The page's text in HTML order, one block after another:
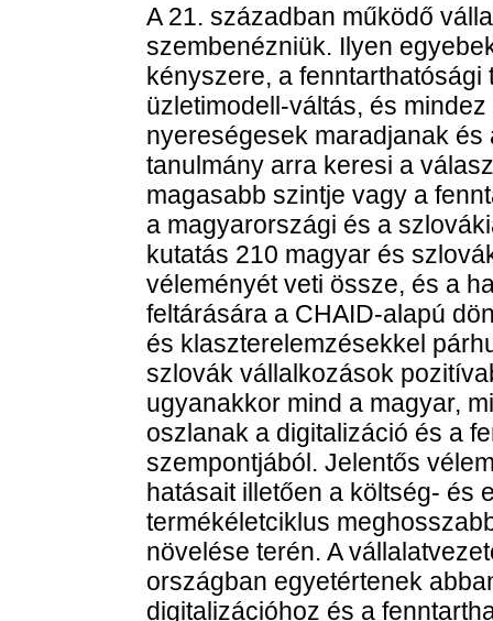
A 21. században működő
szembenézniük. Ilyen
kényszere, a
üzletimodell-váltás, és
nyereségesek maradjanak
tanulmány arra keresi a
magasabb szintje vagy a
a magyarországi és a
kutatás 210 magyar és
véleményét veti össze, és a
feltárására a CHAID-alapú
és klaszterelemzésekkel
szlovák vállalkozások
ugyanakkor mind a magyar,
oszlanak a digitalizáció és a
szempontjából. Jelentős
hatásait illetően a költség- és
termékéletciklus
növelése terén. A
országban egyetértenek
digitalizációhoz és a